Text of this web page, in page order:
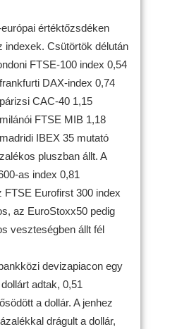
értéktőzsdéken
indexek. Csütörtök délután
FTSE-100 index 0,54
DAX-index 0,74
CAC-40 1,15
FTSE MIB 1,18
IBEX 35 mutató
pluszban állt. A
as index 0,81
FTSE Eurofirst 300 index
az EuroStoxx50 pedig
veszteségben állt fél
devizapiacon egy
adtak, 0,51
a dollár. A jenhez
drágult a dollár,